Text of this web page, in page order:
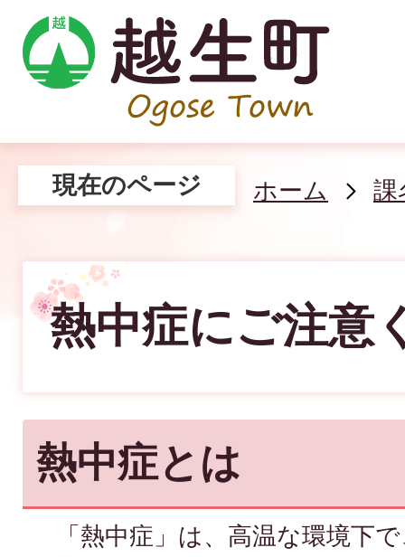
現在のページ ホーム 課
熱中症にご注意
熱中症とは
「熱中症」は、高温な環境下